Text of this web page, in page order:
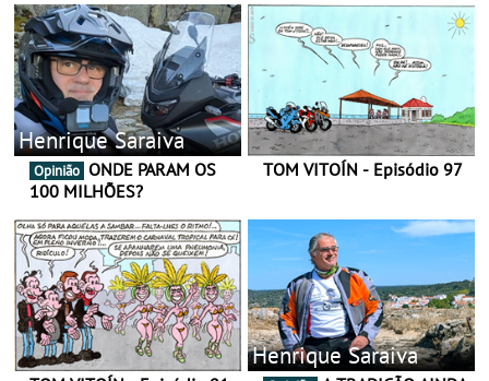
Henrique Saraiva
Opinião
100 MILHÕES?
TOM VITOÍN - Episódio 97
Henrique Saraiva